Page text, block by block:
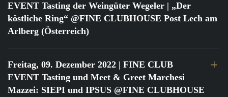
EVENT Tasting der Weingüter Wegeler | „Der
köstliche Ring“ @FINE CLUBHOUSE Post Lech am
Arlberg (Österreich)
Freitag, 09. Dezember 2022 | FINE CLUB
EVENT Tasting und Meet & Greet Marchesi
Mazzei: SIEPI und IPSUS @FINE CLUBHOUSE